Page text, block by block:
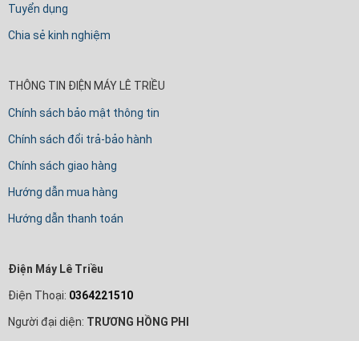
Tuyển dụng
Chia sẻ kinh nghiệm
THÔNG TIN ĐIỆN MÁY LÊ TRIỀU
Chính sách bảo mật thông tin
Chính sách đổi trả-bảo hành
Chính sách giao hàng
Hướng dẫn mua hàng
Hướng dẫn thanh toán
Điện Máy Lê Triều
Điện Thoại: 0364221510
Người đại diện: TRƯƠNG HỒNG PHI